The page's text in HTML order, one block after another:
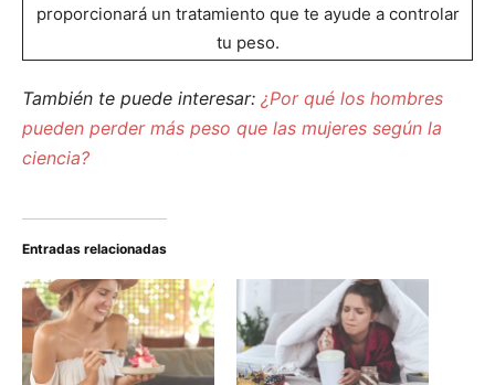
proporcionará un tratamiento que te ayude a controlar
tu peso.
También te puede interesar: ¿Por qué los hombres
pueden perder más peso que las mujeres según la
ciencia?
Entradas relacionadas